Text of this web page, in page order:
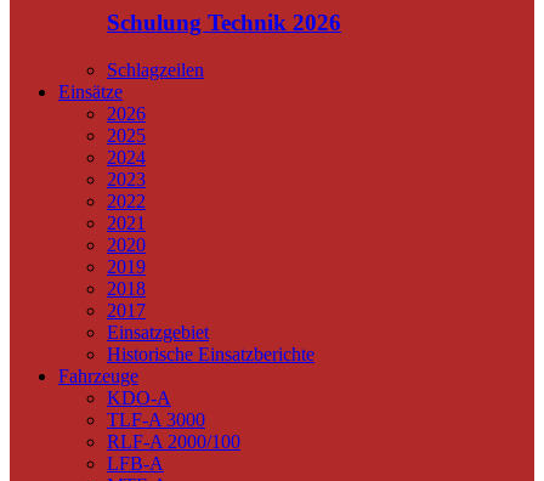
Schulung Technik 2026
Schlagzeilen
Einsätze
2026
2025
2024
2023
2022
2021
2020
2019
2018
2017
Einsatzgebiet
Historische Einsatzberichte
Fahrzeuge
KDO-A
TLF-A 3000
RLF-A 2000/100
LFB-A